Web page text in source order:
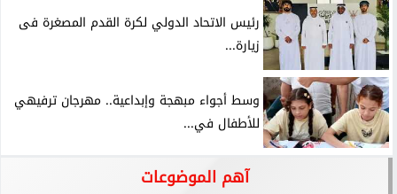
رئيس الاتحاد الدولي لكرة القدم المصغرة فى
زيارة...
وسط أجواء مبهجة وإبداعية.. مهرجان ترفيهي
للأطفال في...
آهم الموضوعات